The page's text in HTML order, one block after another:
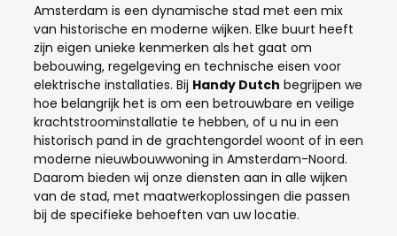
Amsterdam is een dynamische stad met een mix
van historische en moderne wijken. Elke buurt heeft
zijn eigen unieke kenmerken als het gaat om
bebouwing, regelgeving en technische eisen voor
elektrische installaties. Bij Handy Dutch begrijpen we
hoe belangrijk het is om een betrouwbare en veilige
krachtstroominstallatie te hebben, of u nu in een
historisch pand in de grachtengordel woont of in een
moderne nieuwbouwwoning in Amsterdam-Noord.
Daarom bieden wij onze diensten aan in alle wijken
van de stad, met maatwerkoplossingen die passen
bij de specifieke behoeften van uw locatie.